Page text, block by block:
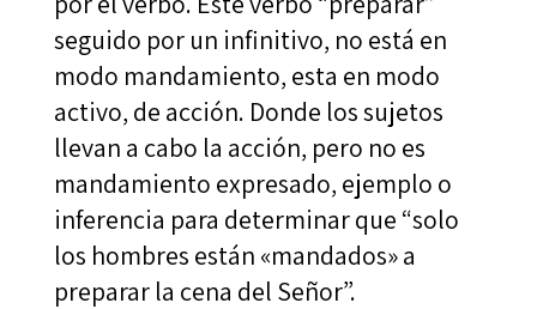
seguido por un infinitivo, no está en
modo mandamiento, esta en modo
activo, de acción. Donde los sujetos
llevan a cabo la acción, pero no es
mandamiento expresado, ejemplo o
inferencia para determinar que “solo
los hombres están «mandados» a
preparar la cena del Señor”.